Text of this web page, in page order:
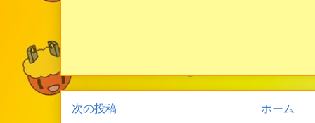
次の投稿 ホーム